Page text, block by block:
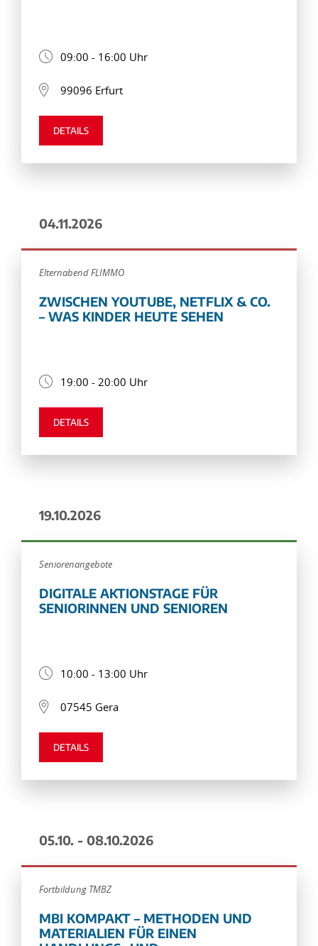
09:00 - 16:00 Uhr
99096 Erfurt
DETAILS
04.11.2026
Elternabend FLIMMO
ZWISCHEN YOUTUBE, NETFLIX & CO.
– WAS KINDER HEUTE SEHEN
19:00 - 20:00 Uhr
DETAILS
19.10.2026
Seniorenangebote
DIGITALE AKTIONSTAGE FÜR
SENIORINNEN UND SENIOREN
10:00 - 13:00 Uhr
07545 Gera
DETAILS
05.10. - 08.10.2026
Fortbildung TMBZ
MBI KOMPAKT – METHODEN UND
MATERIALIEN FÜR EINEN